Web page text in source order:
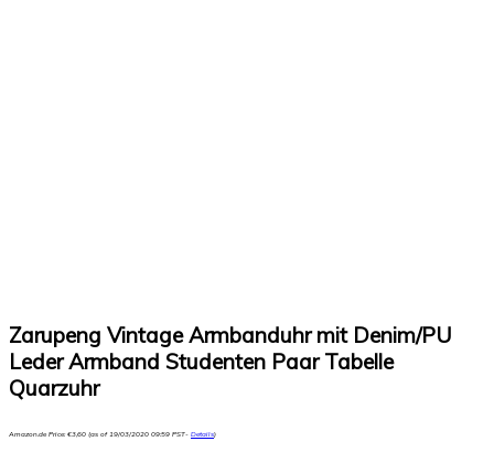
Zarupeng Vintage Armbanduhr mit Denim/PU
Leder Armband Studenten Paar Tabelle
Quarzuhr
Amazon.de Price:€3,60 (as of 19/03/2020 09:59 PST- Details)